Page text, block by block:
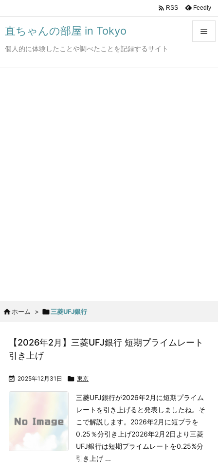
直ちゃんの部屋 in Tokyo
個人的に体験したことや調べたことを記録するサイト

 RSS Feedly
 ホーム > 三菱UFJ銀行
【2026年2月】三菱UFJ銀行 短期プライムレート
引き上げ
 2025年12月31日  東京
三菱UFJ銀行が2026年2月に短期プライム
レートを引き上げると発表しましたね。そ
こで解説します。 2026年2月に短プラを
0.25％分引き上げ2026年2月2日より三菱
UFJ銀行は短期プライムレートを0.25%分
引き上げ ...